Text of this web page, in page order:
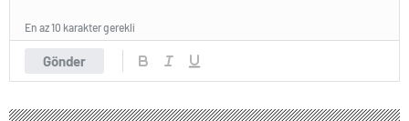
Gönder
En az 10 karakter gerekli